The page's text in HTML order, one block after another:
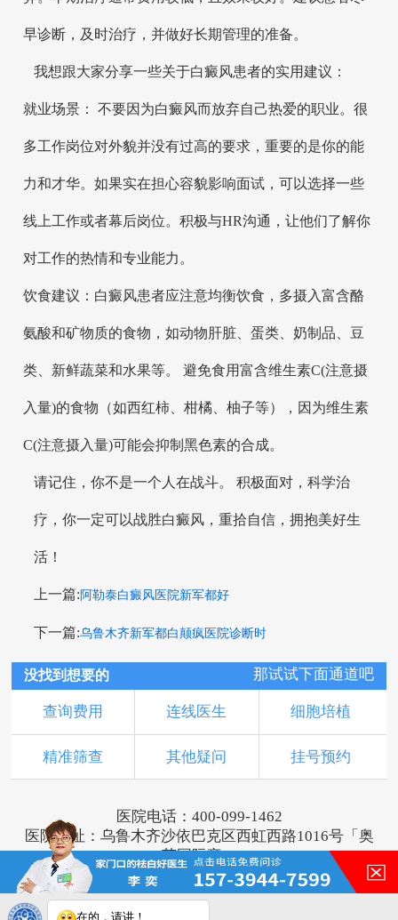
早诊断，及时治疗，并做好长期管理的准备。
我想跟大家分享一些关于白癜风患者的实用建议：
就业场景： 不要因为白癜风而放弃自己热爱的职业。很
多工作岗位对外貌并没有过高的要求，重要的是你的能
力和才华。如果实在担心容貌影响面试，可以选择一些
线上工作或者幕后岗位。积极与HR沟通，让他们了解你
对工作的热情和专业能力。
饮食建议：白癜风患者应注意均衡饮食，多摄入富含酪
氨酸和矿物质的食物，如动物肝脏、蛋类、奶制品、豆
类、新鲜蔬菜和水果等。 避免食用富含维生素C(注意摄
入量)的食物（如西红柿、柑橘、柚子等），因为维生素
C(注意摄入量)可能会抑制黑色素的合成。
请记住，你不是一个人在战斗。 积极面对，科学治
疗，你一定可以战胜白癜风，重拾自信，拥抱美好生
活！
上一篇:阿勒泰白癜风医院新军都好
下一篇:乌鲁木齐新军都白颠疯医院诊断时
没找到想要的 那试试下面通道吧
查询费用 连线医生 细胞培植
精准筛查 其他疑问 挂号预约
医院电话：400-099-1462
医院地址：乌鲁木齐沙依巴克区西虹西路1016号「奥
莱国际旁」
版权所有：乌鲁木齐新军都皮肤病医院
新ICP备16001749号-3
注：本网站信息仅供参考，不能作为诊断及医疗依
在的，请讲！